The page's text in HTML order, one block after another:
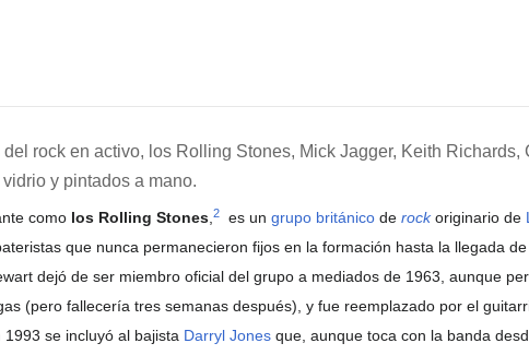
rock en activo, los Rolling Stones, Mick Jagger, Keith Richards,
y pintados a mano.
como los Rolling Stones,2 ​ es un grupo británicode rockoriginario de
que nunca permanecieron fijos en la formación hasta la llegada
dejó de ser miembro oficial del grupo a mediados de 1963, aunque
(pero fallecería tres semanas después), y fue reemplazado por el
se incluyó al bajista Darryl Jones que, aunque toca con la banda